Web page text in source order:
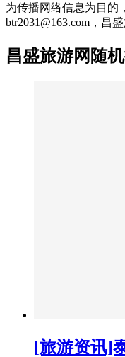
为传播网络信息为目的
btr2031@163.com，昌
昌盛旅游网随
[旅游资讯]